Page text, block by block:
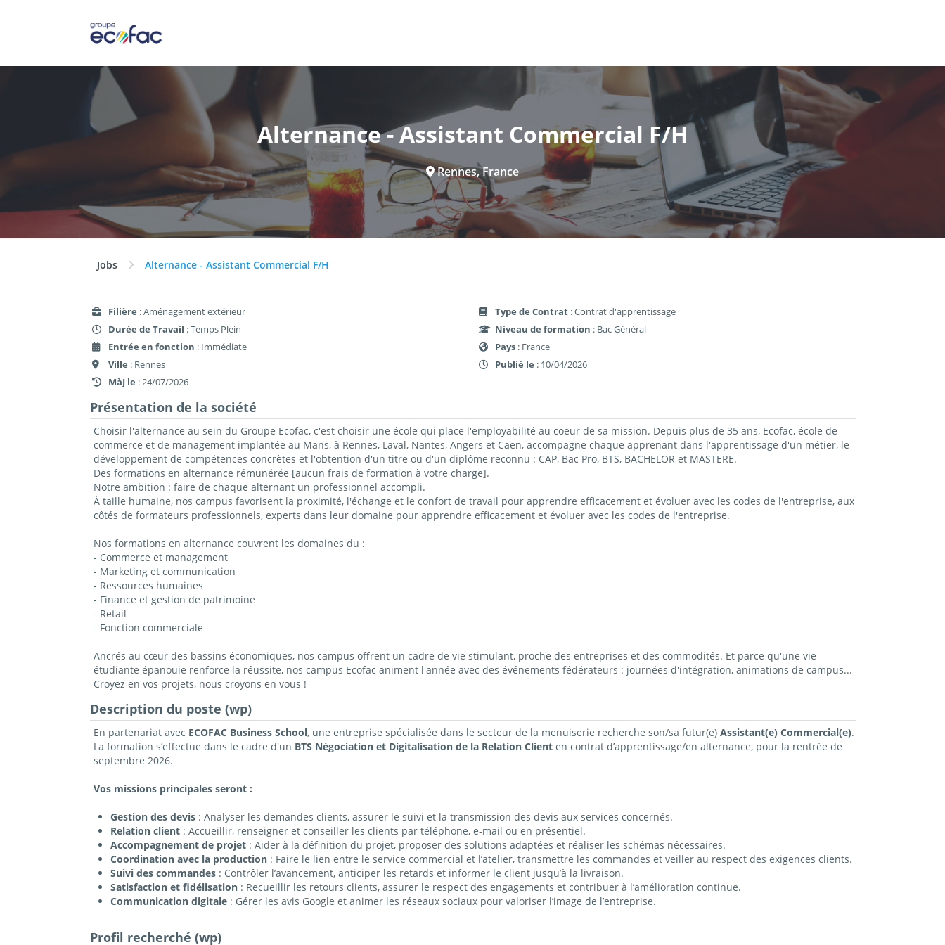
Alternance - Assistant Commercial F/H
Rennes, France
Jobs Alternance - Assistant Commercial F/H
Filière : Aménagement extérieur
Durée de Travail : Temps Plein
Entrée en fonction : Immédiate
Ville : Rennes
MàJ le : 24/07/2026
Type de Contrat : Contrat d'apprentissage
Niveau de formation : Bac Général
Pays : France
Publié le : 10/04/2026
Présentation de la société
Choisir l'alternance au sein du Groupe Ecofac, c'est choisir une école qui place l'employabilité au coeur de sa mission. Depuis plus de 35 ans, Ecofac, école de
commerce et de management implantée au Mans, à Rennes, Laval, Nantes, Angers et Caen, accompagne chaque apprenant dans l'apprentissage d'un métier, le
développement de compétences concrètes et l'obtention d'un titre ou d'un diplôme reconnu : CAP, Bac Pro, BTS, BACHELOR et MASTERE.
Des formations en alternance rémunérée [aucun frais de formation à votre charge].
Notre ambition : faire de chaque alternant un professionnel accompli.
À taille humaine, nos campus favorisent la proximité, l'échange et le confort de travail pour apprendre efficacement et évoluer avec les codes de l'entreprise, aux
côtés de formateurs professionnels, experts dans leur domaine pour apprendre efficacement et évoluer avec les codes de l'entreprise.
Nos formations en alternance couvrent les domaines du :
- Commerce et management
- Marketing et communication
- Ressources humaines
- Finance et gestion de patrimoine
- Retail
- Fonction commerciale
Ancrés au cœur des bassins économiques, nos campus offrent un cadre de vie stimulant, proche des entreprises et des commodités. Et parce qu'une vie
étudiante épanouie renforce la réussite, nos campus Ecofac animent l'année avec des événements fédérateurs : journées d'intégration, animations de campus...
Croyez en vos projets, nous croyons en vous !
Description du poste (wp)
En partenariat avec ECOFAC Business School, une entreprise spécialisée dans le secteur de la menuiserie recherche son/sa futur(e) Assistant(e) Commercial(e).
La formation s’effectue dans le cadre d'un BTS Négociation et Digitalisation de la Relation Clienten contrat d’apprentissage/en alternance, pour la rentrée de
septembre 2026.
Vos missions principales seront :
Gestion des devis: Analyser les demandes clients, assurer le suivi et la transmission des devis aux services concernés.
Relation client: Accueillir, renseigner et conseiller les clients par téléphone, e-mail ou en présentiel.
Accompagnement de projet: Aider à la définition du projet, proposer des solutions adaptées et réaliser les schémas nécessaires.
Coordination avec la production: Faire le lien entre le service commercial et l’atelier, transmettre les commandes et veiller au respect des exigences clients.
Suivi des commandes: Contrôler l’avancement, anticiper les retards et informer le client jusqu’à la livraison.
Satisfaction et fidélisation: Recueillir les retours clients, assurer le respect des engagements et contribuer à l’amélioration continue.
Communication digitale: Gérer les avis Google et animer les réseaux sociaux pour valoriser l’image de l’entreprise.
Profil recherché (wp)